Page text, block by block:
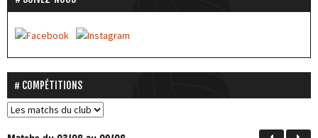
COMPÉTITIONS